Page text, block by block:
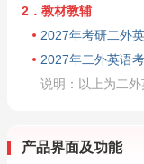
2．教材教辅
2027年考研二外
2027年二外英语
说明：以上为二外
产品界面及功能